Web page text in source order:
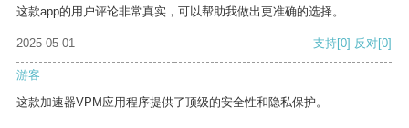
这款app的用户评论非常真实，可以帮助我做出更准确的选择。
2025-05-01 支持[0] 反对[0]
游客
这款加速器VPM应用程序提供了顶级的安全性和隐私保护。